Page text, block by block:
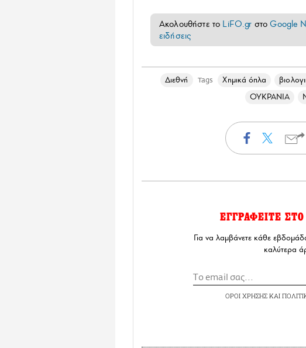
Ακολουθήστε το LiFO.gr στοGoogle
ειδήσεις
Διεθνή Tags Χημικά όπλα
ΟΥΚΡΑΝΙΑ
ΕΓΓΡΑΦΕΙΤΕ ΣΤΟ
Για να λαμβάνετε κάθε
καλύτερα
ΟΡΟΙ ΧΡΗΣΗΣΚΑΙ